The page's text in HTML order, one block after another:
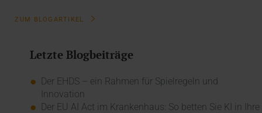
ZUM BLOGARTIKEL
Letzte Blogbeiträge
Der EHDS – ein Rahmen für Spielregeln und
Innovation
Der EU AI Act im Krankenhaus: So betten Sie KI in Ihre